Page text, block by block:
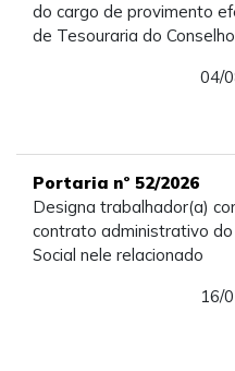
do cargo de provimento
de Tesouraria do
04/
Portaria nº 52/2026
Designa trabalhador(a)
contrato administrativo do
Social nele relacionado
16/